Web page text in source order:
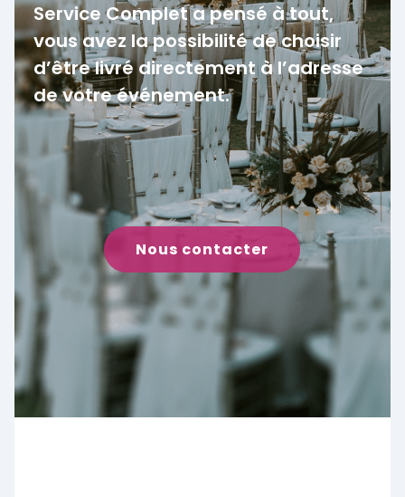
Service Complet a pensé à tout,
vous avez la possibilité de choisir
d’être livré directement à l’adresse
de votre événement.
Nous contacter